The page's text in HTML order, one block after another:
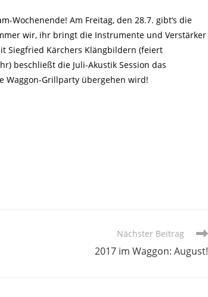
Wochenende! Am Freitag, den 28.7. gibt‘s die
wir, ihr bringt die Instrumente und Verstärker
Siegfried Kärchers Klängbildern (feiert
beschließt die Juli-Akustik Session das
Waggon-Grillparty übergehen wird!
Nächster Beitrag
2017 im Waggon: August!